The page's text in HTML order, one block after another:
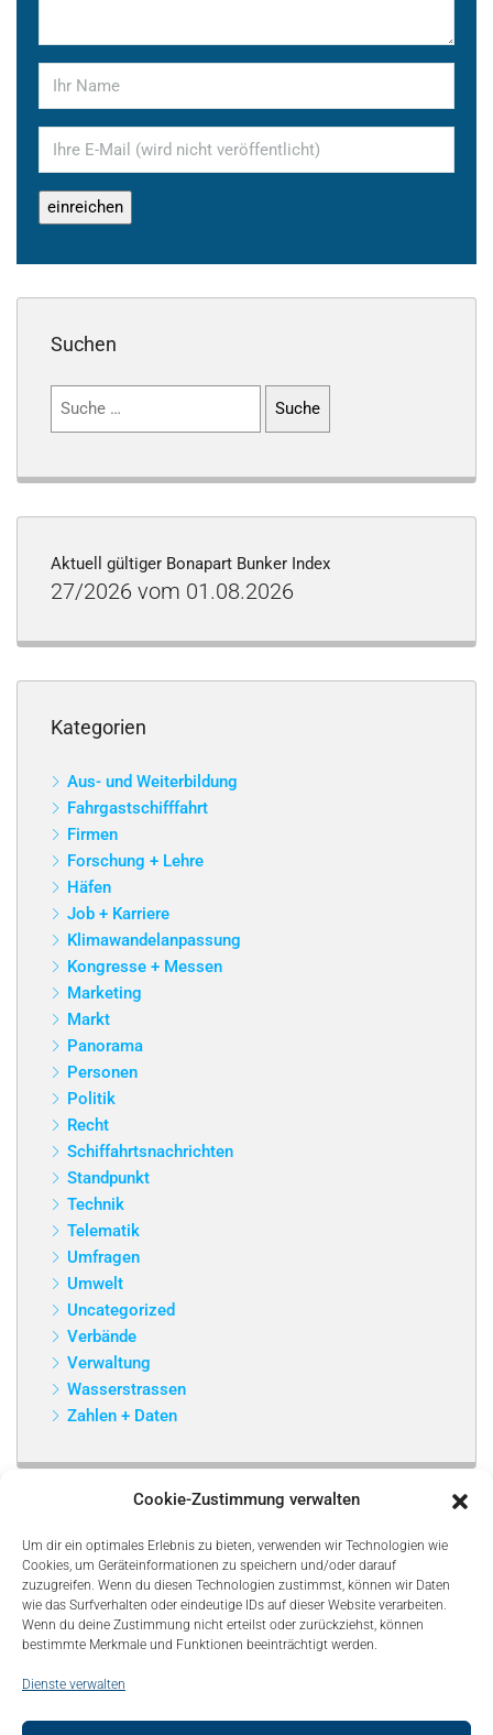
Cookie-Zustimmung verwalten
Um dir ein optimales Erlebnis zu bieten, verwenden wir Technologien wie
Cookies, um Geräteinformationen zu speichern und/oder darauf
zuzugreifen. Wenn du diesen Technologien zustimmst, können wir Daten
wie das Surfverhalten oder eindeutige IDs auf dieser Website verarbeiten.
Wenn du deine Zustimmung nicht erteilst oder zurückziehst, können
bestimmte Merkmale und Funktionen beeinträchtigt werden.
Dienste verwalten
Suchen
Suchen
Aktuell gültiger Bonapart Bunker Index
27/2026 vom 01.08.2026
Kategorien
Aus- und Weiterbildung
Fahrgastschifffahrt
Firmen
Forschung + Lehre
Häfen
Job + Karriere
Klimawandelanpassung
Kongresse + Messen
Marketing
Markt
Panorama
Personen
Politik
Recht
Schiffahrtsnachrichten
Standpunkt
Technik
Telematik
Umfragen
Umwelt
Uncategorized
Verbände
Verwaltung
Wasserstrassen
Zahlen + Daten